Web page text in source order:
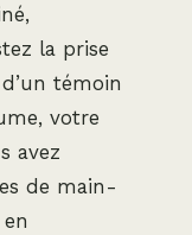
la prise
témoin
votre
avez
de main-